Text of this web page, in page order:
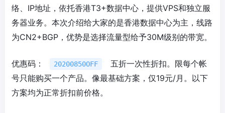
络、IP地址，依托香港T3+数据中心，提供VPS和独立服
务器业务。本次介绍给大家的是香港数据中心为主，线路
为CN2+BGP，优势是选择流量型给予30M级别的带宽。
优惠码： 20200850OFF
五折一次性折扣。限每个帐
号只能购买一个产品。像最基础方案，仅19元/月。以下
方案均为正常折扣前价格。